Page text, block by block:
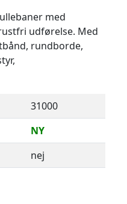
med
udførelse. Med
rundborde,
31000
NY
nej